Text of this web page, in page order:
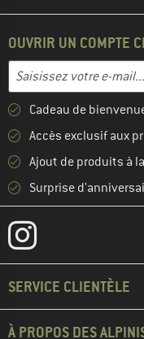
OUVRIR UN COMPTE
Adresse e-mail
Entrez votre adresse
Cadeau de
Accès exclusif aux
Ajout de produits à
Surprise
SERVICE CLIENTÈLE
À PROPOS DES